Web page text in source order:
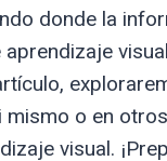
donde la
o en
visual.